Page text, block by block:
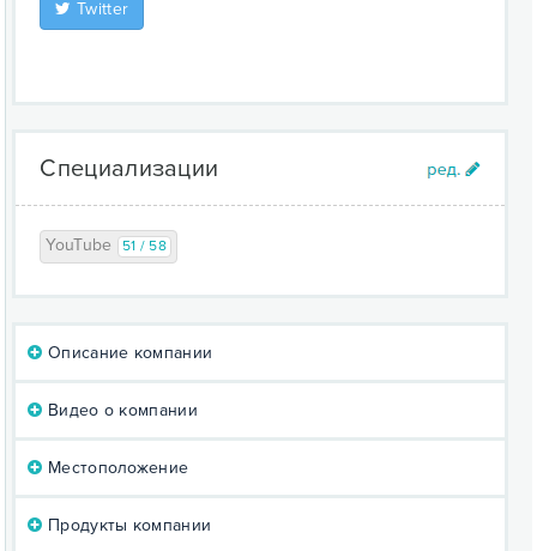
Twitter
Специализации
YouTube 51 / 58
Описание компании
Видео о компании
Местоположение
Продукты компании